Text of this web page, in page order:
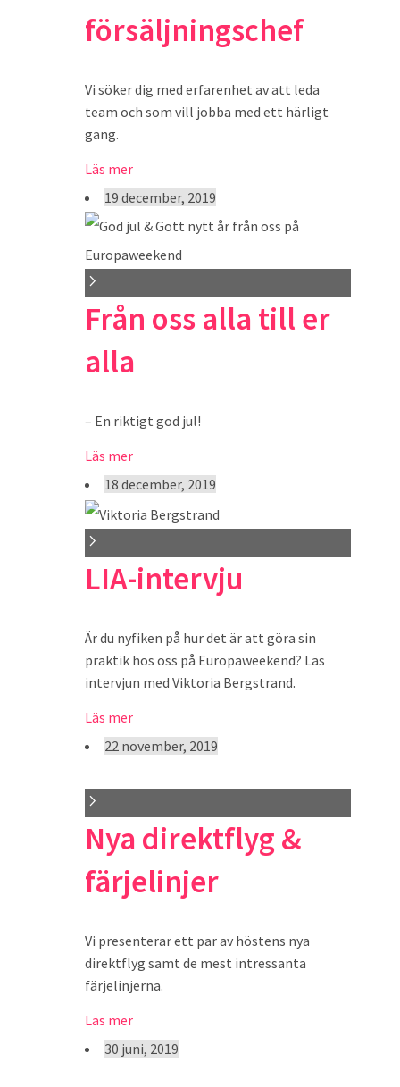
försäljningschef
Vi söker dig med erfarenhet av att leda
team och som vill jobba med ett härligt
gäng.
Läs mer
19 december, 2019
Från oss alla till er
alla
– En riktigt god jul!
Läs mer
18 december, 2019
LIA-intervju
Är du nyfiken på hur det är att göra sin
praktik hos oss på Europaweekend? Läs
intervjun med Viktoria Bergstrand.
Läs mer
22 november, 2019
Nya direktflyg &
färjelinjer
Vi presenterar ett par av höstens nya
direktflyg samt de mest intressanta
färjelinjerna.
Läs mer
30 juni, 2019